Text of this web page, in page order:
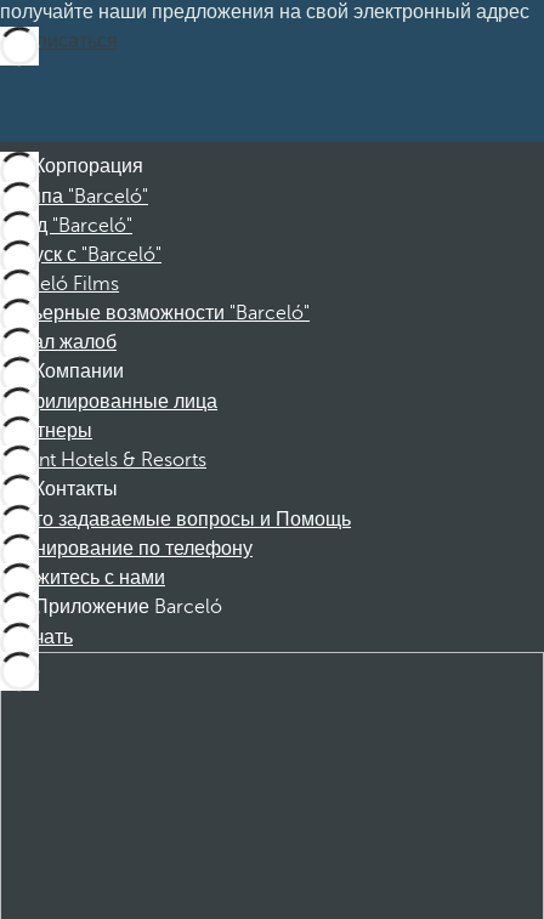
получайте наши предложения на свой электронный адрес
Подписаться
Корпорация
Группа "Barceló"
Фонд "Barceló"
Отпуск с "Barceló"
Barceló Films
Карьерные возможности "Barceló"
Канал жалоб
Компании
Аффилированные лица
Партнеры
Dorint Hotels & Resorts
Контакты
Часто задаваемые вопросы и Помощь
Бронирование по телефону
Свяжитесь с нами
Приложение Barceló
Скачать